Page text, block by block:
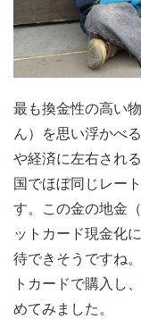
最も換金性の高い
ん）を思い浮かべ
や経済に左右され
国でほぼ同じレー
す。この金の地金
ットカード現金化
待できそうですね
トカードで購入し
めてみました。